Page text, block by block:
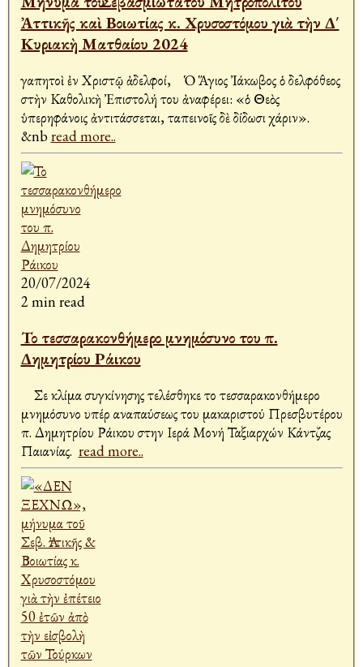
Ἀττικῆς καὶ Βοιωτίας κ. Χρυσοστόμου γιὰ τὴν Δ΄
Κυριακὴ Ματθαίου 2024
Ἀγαπητοὶ ἐν Χριστῷ ἀδελφοί, Ὁ Ἅγιος Ἰάκωβος ὁ Ἀδελφόθεος
στὴν Καθολικὴ Ἐπιστολή του ἀναφέρει: «ὁ Θεὸς
ὑπερηφάνοις ἀντιτάσσεται, ταπεινοῖς δὲ δίδωσι χάριν».
&nbread more..
20/07/2024
2 min read
Το τεσσαρακονθήμερο μνημόσυνο του π.
Δημητρίου Ράικου
Σε κλίμα συγκίνησης τελέσθηκε το τεσσαρακονθήμερο
μνημόσυνο υπέρ αναπαύσεως του μακαριστού Πρεσβυτέρου
π. Δημητρίου Ράικου στην Ιερά Μονή Ταξιαρχών Κάντζας
Παιανίας. read more..